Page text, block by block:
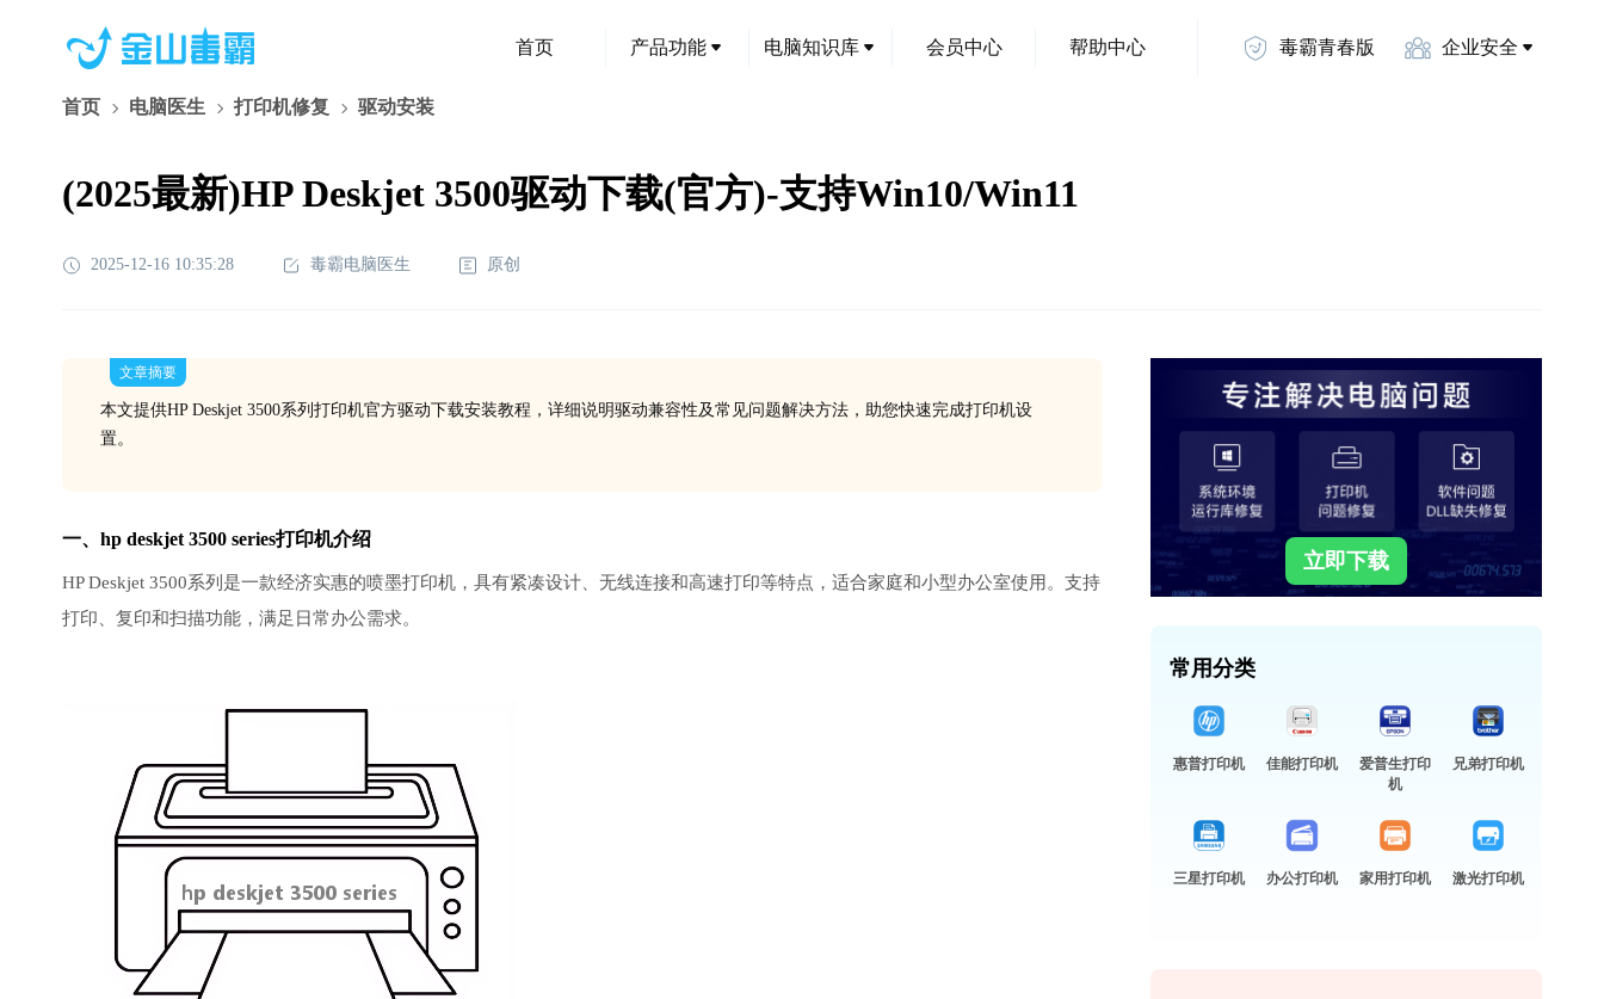
首页 产品功能 电脑知识库 会员中心 帮助中心 毒霸青春版 企业安全
首页 电脑医生 打印机修复 驱动安装
(2025最新)HP Deskjet 3500驱动下载(官方)-支持Win10/Win11
2025-12-16 10:35:28 毒霸电脑医生 原创
文章摘要
本文提供HP Deskjet 3500系列打印机官方驱动下载安装教程，详细说明驱动兼容性及常见问题解决方法，助您快速完成打印机设
置。
一、hp deskjet 3500 series打印机介绍
HP Deskjet 3500系列是一款经济实惠的喷墨打印机，具有紧凑设计、无线连接和高速打印等特点，适合家庭和小型办公室使用。支持
打印、复印和扫描功能，满足日常办公需求。
立即下载
常用分类
惠普打印机 佳能打印机
爱普生打印
机
兄弟打印机
三星打印机 办公打印机 家用打印机 激光打印机